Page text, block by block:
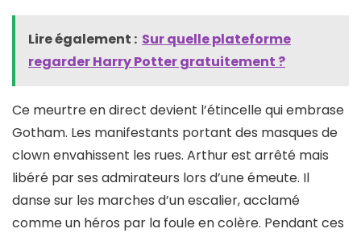
Lire également : Sur quelle plateforme
regarder Harry Potter gratuitement​ ?
Ce meurtre en direct devient l’étincelle qui embrase
Gotham. Les manifestants portant des masques de
clown envahissent les rues. Arthur est arrêté mais
libéré par ses admirateurs lors d’une émeute. Il
danse sur les marches d’un escalier, acclamé
comme un héros par la foule en colère. Pendant ces